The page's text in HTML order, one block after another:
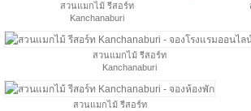
สวนแมกไม้ รีสอร์ท
Kanchanaburi
สวนแมกไม้ รีสอร์ท
Kanchanaburi
สวนแมกไม้ รีสอร์ท